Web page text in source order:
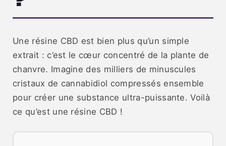
Une résine CBD est bien plus qu’un simple
extrait : c’est le cœur concentré de la plante de
chanvre. Imagine des milliers de minuscules
cristaux de cannabidiol compressés ensemble
pour créer une substance ultra-puissante. Voilà
ce qu’est une résine CBD !